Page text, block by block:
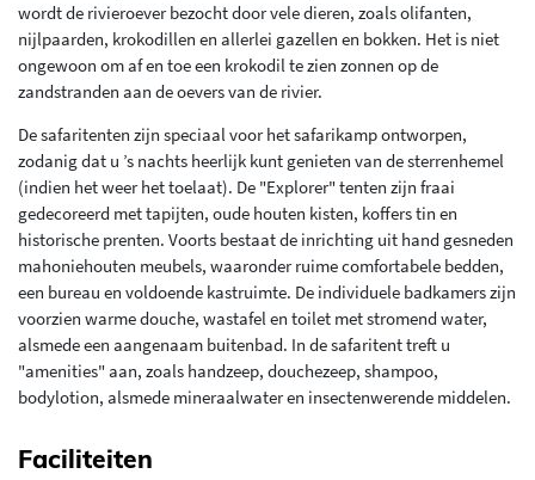
wordt de rivieroever bezocht door vele dieren, zoals olifanten,
nijlpaarden, krokodillen en allerlei gazellen en bokken. Het is niet
ongewoon om af en toe een krokodil te zien zonnen op de
zandstranden aan de oevers van de rivier.
De safaritenten zijn speciaal voor het safarikamp ontworpen,
zodanig dat u ’s nachts heerlijk kunt genieten van de sterrenhemel
(indien het weer het toelaat). De "Explorer" tenten zijn fraai
gedecoreerd met tapijten, oude houten kisten, koffers tin en
historische prenten. Voorts bestaat de inrichting uit hand gesneden
mahoniehouten meubels, waaronder ruime comfortabele bedden,
een bureau en voldoende kastruimte. De individuele badkamers zijn
voorzien warme douche, wastafel en toilet met stromend water,
alsmede een aangenaam buitenbad. In de safaritent treft u
"amenities" aan, zoals handzeep, douchezeep, shampoo,
bodylotion, alsmede mineraalwater en insectenwerende middelen.
Faciliteiten